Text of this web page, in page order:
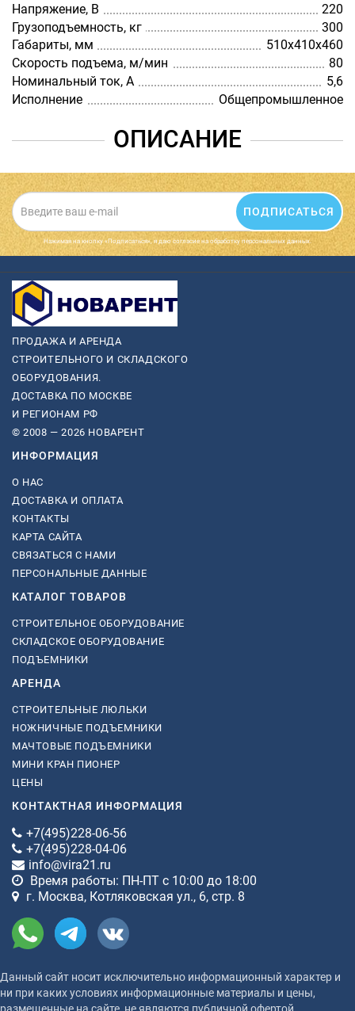
Напряжение, В
220
Грузоподъемность, кг
300
Габариты, мм
510х410х460
Скорость подъема, м/мин
80
Номинальный ток, А
5,6
Исполнение
Общепромышленное
ОПИСАНИЕ
ПОДПИСАТЬСЯ
Нажимая на кнопку «Подписаться», я даю cогласие на обработку персональных данных.
ПРОДАЖА И АРЕНДА
СТРОИТЕЛЬНОГО И СКЛАДСКОГО
ОБОРУДОВАНИЯ.
ДОСТАВКА ПО МОСКВЕ
И РЕГИОНАМ РФ
© 2008 — 2026 НОВАРЕНТ
ИНФОРМАЦИЯ
О НАС
ДОСТАВКА И ОПЛАТА
КОНТАКТЫ
КАРТА САЙТА
СВЯЗАТЬСЯ С НАМИ
ПЕРСОНАЛЬНЫЕ ДАННЫЕ
КАТАЛОГ ТОВАРОВ
СТРОИТЕЛЬНОЕ ОБОРУДОВАНИЕ
СКЛАДСКОЕ ОБОРУДОВАНИЕ
ПОДЪЕМНИКИ
АРЕНДА
СТРОИТЕЛЬНЫЕ ЛЮЛЬКИ
НОЖНИЧНЫЕ ПОДЪЕМНИКИ
МАЧТОВЫЕ ПОДЪЕМНИКИ
МИНИ КРАН ПИОНЕР
ЦЕНЫ
КОНТАКТНАЯ ИНФОРМАЦИЯ
+7(495)228-06-56
+7(495)228-04-06
info@vira21.ru
Время работы: ПН-ПТ с 10:00 до 18:00
г. Москва, Котляковская ул., 6, стр. 8
Данный сайт носит исключительно информационный характер и
ни при каких условиях информационные материалы и цены,